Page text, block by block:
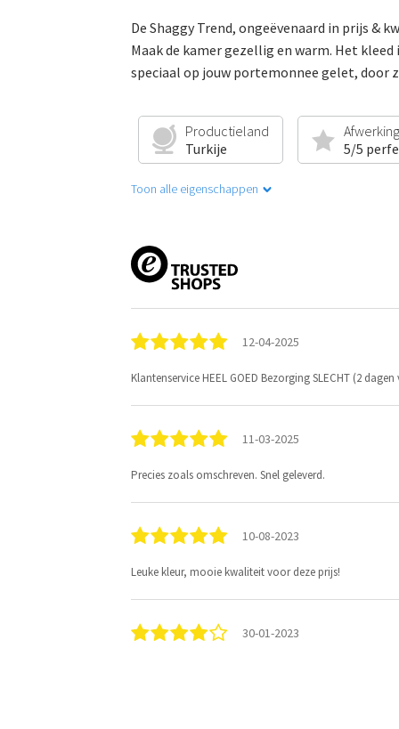
De Shaggy Trend, ongeëvenaard in prijs &
Maak de kamer gezellig en warm. Het
speciaal op jouw portemonnee gelet, door
Productieland
Turkije
5/5
Toon alle eigenschappen
12-04-2025
Klantenservice HEEL GOED Bezorging SLECHT (2
11-03-2025
Precies zoals omschreven. Snel geleverd.
10-08-2023
Leuke kleur, mooie kwaliteit voor deze prijs!
30-01-2023